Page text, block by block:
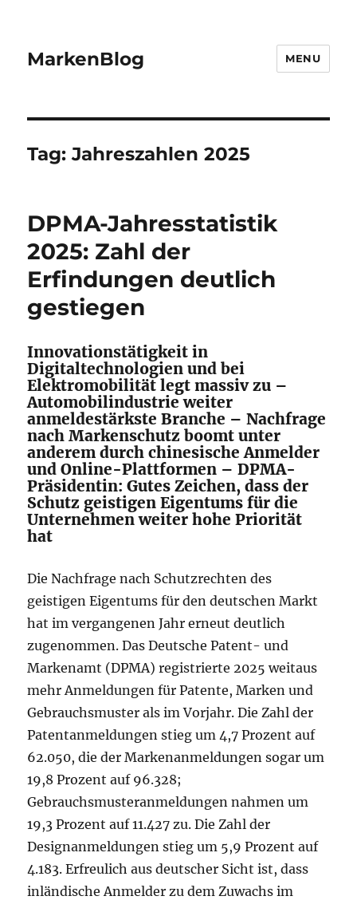
MarkenBlog MENU
Tag:Jahreszahlen 2025
DPMA-Jahresstatistik
2025: Zahl der
Erfindungen deutlich
gestiegen
Innovationstätigkeit in
Digitaltechnologien und bei
Elektromobilität legt massiv zu –
Automobilindustrie weiter
anmeldestärkste Branche – Nachfrage
nach Markenschutz boomt unter
anderem durch chinesische Anmelder
und Online-Plattformen – DPMA-
Präsidentin: Gutes Zeichen, dass der
Schutz geistigen Eigentums für die
Unternehmen weiter hohe Priorität
hat
Die Nachfrage nach Schutzrechten des
geistigen Eigentums für den deutschen Markt
hat im vergangenen Jahr erneut deutlich
zugenommen. Das Deutsche Patent- und
Markenamt (DPMA) registrierte 2025 weitaus
mehr Anmeldungen für Patente, Marken und
Gebrauchsmuster als im Vorjahr. Die Zahl der
Patentanmeldungen stieg um 4,7 Prozent auf
62.050, die der Markenanmeldungen sogar um
19,8 Prozent auf 96.328;
Gebrauchsmusteranmeldungen nahmen um
19,3 Prozent auf 11.427 zu. Die Zahl der
Designanmeldungen stieg um 5,9 Prozent auf
4.183. Erfreulich aus deutscher Sicht ist, dass
inländische Anmelder zu dem Zuwachs im